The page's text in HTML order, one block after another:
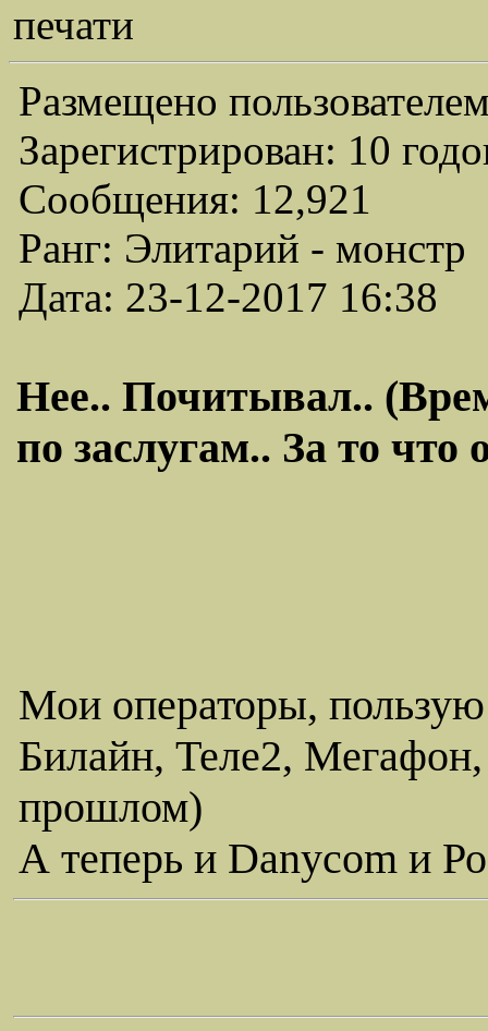
печати
Размещено
Зарегистрирован: 10
Сообщения: 12,921
Ранг: Элитарий - монстр
Дата: 23-12-2017 16:38
Нее.. Почитывал..
по заслугам.. За то
Мои операторы,
Билайн, Теле2,
прошлом)
А теперь и Danycom и